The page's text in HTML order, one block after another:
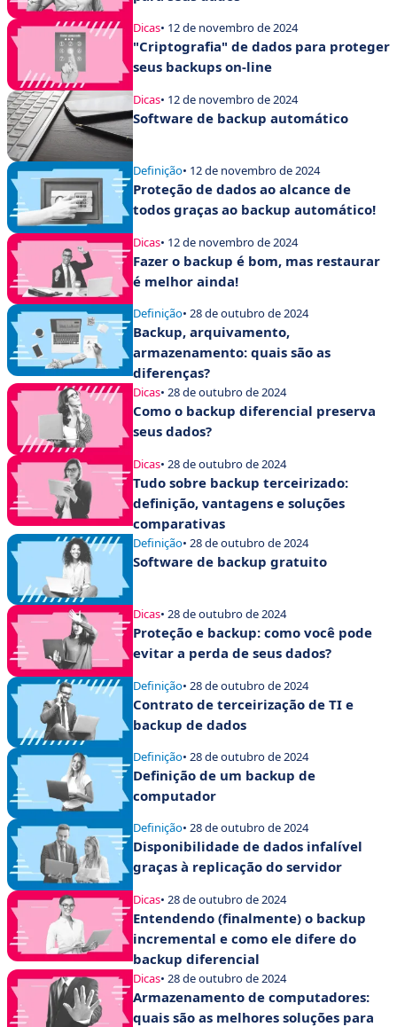
Dicas• 12 de novembro de 2024
"Criptografia" de dados para proteger
seus backups on-line
Dicas• 12 de novembro de 2024
Software de backup automático
Definição• 12 de novembro de 2024
Proteção de dados ao alcance de
todos graças ao backup automático!
Dicas• 12 de novembro de 2024
Fazer o backup é bom, mas restaurar
é melhor ainda!
Definição• 28 de outubro de 2024
Backup, arquivamento,
armazenamento: quais são as
diferenças?
Dicas• 28 de outubro de 2024
Como o backup diferencial preserva
seus dados?
Dicas• 28 de outubro de 2024
Tudo sobre backup terceirizado:
definição, vantagens e soluções
comparativas
Definição• 28 de outubro de 2024
Software de backup gratuito
Dicas• 28 de outubro de 2024
Proteção e backup: como você pode
evitar a perda de seus dados?
Definição• 28 de outubro de 2024
Contrato de terceirização de TI e
backup de dados
Definição• 28 de outubro de 2024
Definição de um backup de
computador
Definição• 28 de outubro de 2024
Disponibilidade de dados infalível
graças à replicação do servidor
Dicas• 28 de outubro de 2024
Entendendo (finalmente) o backup
incremental e como ele difere do
backup diferencial
Dicas• 28 de outubro de 2024
Armazenamento de computadores:
quais são as melhores soluções para